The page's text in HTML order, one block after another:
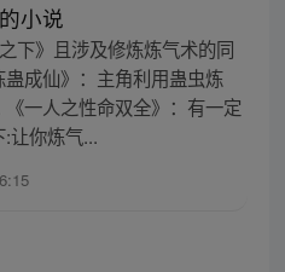
小说
下》且涉及修炼炼气术的同
成仙》：主角利用蛊虫炼
一人之性命双全》：有一定
让你炼气...